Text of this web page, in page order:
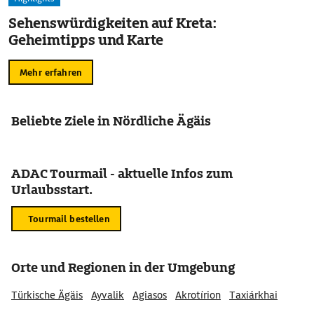
Sehenswürdigkeiten auf Kreta:
Geheimtipps und Karte
Mehr erfahren
Beliebte Ziele in Nördliche Ägäis
ADAC Tourmail - aktuelle Infos zum
Urlaubsstart.
Tourmail bestellen
Orte und Regionen in der Umgebung
Türkische Ägäis Ayvalik Agiasos Akrotírion Taxiárkhai